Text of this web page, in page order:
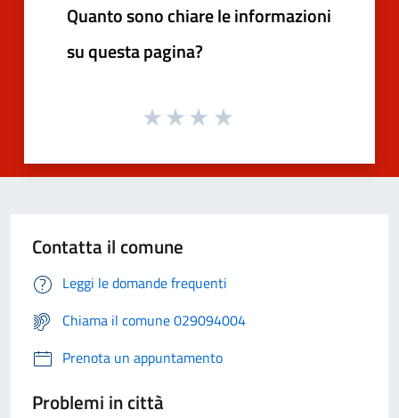
Quanto sono chiare le informazioni
su questa pagina?
Contatta il comune
Leggi le domande frequenti
Chiama il comune 029094004
Prenota un appuntamento
Problemi in città